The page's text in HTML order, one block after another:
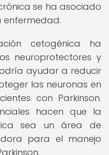
se ha asociado
enfermedad.
cetogénica ha
neuroprotectores y
ayudar a reducir
las neuronas en
con Parkinson.
hacen que la
sea un área de
para el manejo